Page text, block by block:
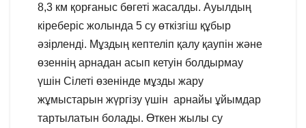
8,3 км қорғаныс бөгеті жасалды. Ауылдың
кіреберіс жолында 5 су өткізгіш құбыр
әзірленді. Мұздың кептеліп қалу қаупін және
өзеннің арнадан асып кетуін болдырмау
үшін Сілеті өзенінде мұзды жару
жұмыстарын жүргізу үшін арнайы ұйымдар
тартылатын болады. Өткен жылы су